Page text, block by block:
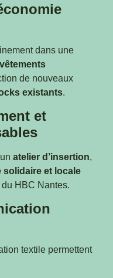
dans une
de nouveaux
existants.
et
atelier d’insertion,
solidaire et locale
HBC Nantes.
textile permettent